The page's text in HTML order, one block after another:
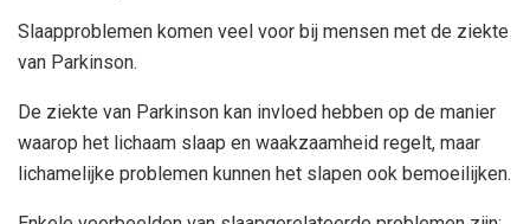
Slaapproblemen komen veel voor bij mensen met de ziekte
van Parkinson.
De ziekte van Parkinson kan invloed hebben op de manier
waarop het lichaam slaap en waakzaamheid regelt, maar
lichamelijke problemen kunnen het slapen ook bemoeilijken.